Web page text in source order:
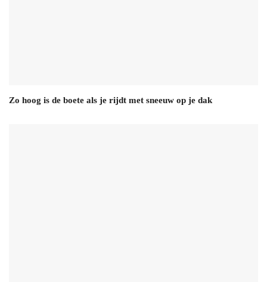
Zo hoog is de boete als je rijdt met sneeuw op je dak